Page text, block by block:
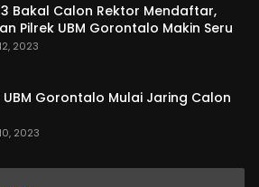
Bakal Calon Rektor Mendaftar,
Pilrek UBM Gorontalo Makin Seru
2023
UBM Gorontalo Mulai Jaring Calon
2023